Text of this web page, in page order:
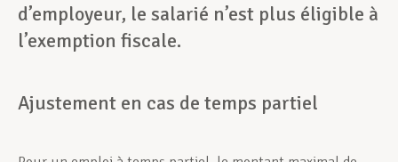
d’employeur, le salarié n’est plus éligible à
l’exemption fiscale.
Ajustement en cas de temps partiel